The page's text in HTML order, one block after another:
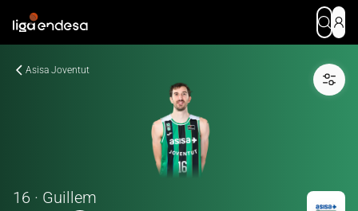
Asisa Joventut
16 · Guillem